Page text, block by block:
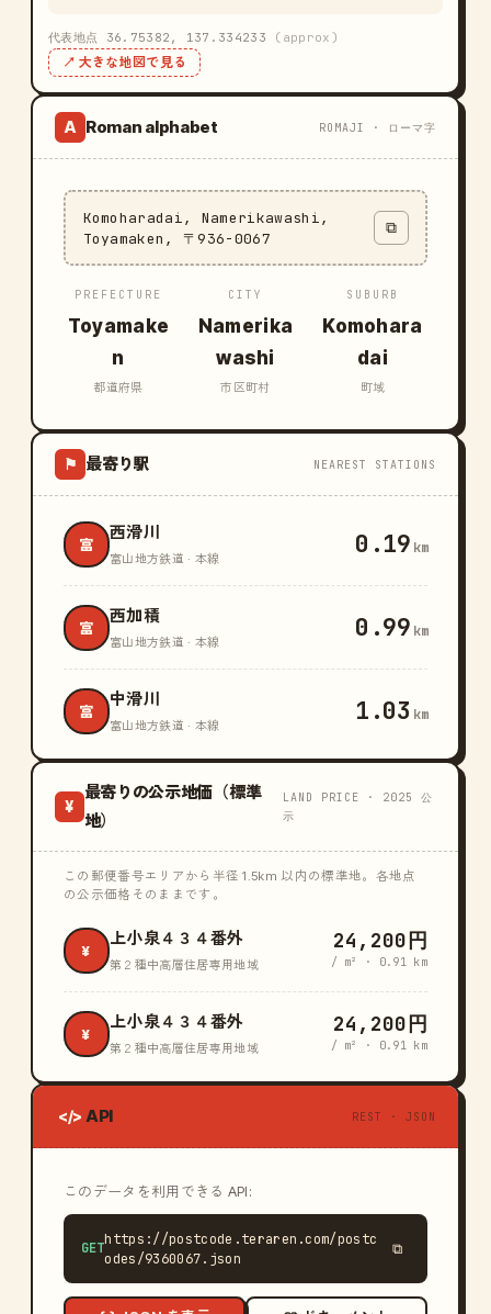
代表地点 36.75382, 137.334233 (approx)
↗ 大きな地図で見る
A Roman alphabet ROMAJI · ローマ字
Komoharadai, Namerikawashi,
Toyamaken, 〒936-0067
⧉
PREFECTURE
Toyamake
n
都道府県
CITY
Namerika
washi
市区町村
SUBURB
Komohara
dai
町域
⚑ 最寄り駅 NEAREST STATIONS
富
西滑川
富山地方鉄道 · 本線 0.19 km
富
西加積
富山地方鉄道 · 本線 0.99 km
富
中滑川
富山地方鉄道 · 本線 1.03 km
¥
最寄りの公示地価（標準
地）
LAND PRICE · 2025 公
示
この郵便番号エリアから半径 1.5km 以内の標準地。各地点
の公示価格そのままです。
¥
上小泉４３４番外
第２種中高層住居専用地域
24,200円
/ m² · 0.91 km
¥
上小泉４３４番外
第２種中高層住居専用地域
24,200円
/ m² · 0.91 km
</> API REST · JSON
このデータを利用できる API:
GET
https://postcode.teraren.com/postc
odes/9360067.json
⧉